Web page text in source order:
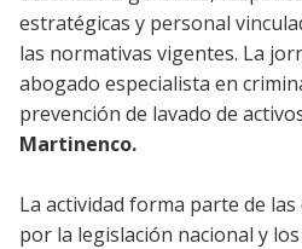
estratégicas y personal
las normativas vigentes. La
abogado especialista en
prevención de lavado de
Martinenco.
La actividad forma parte de
por la legislación nacional y